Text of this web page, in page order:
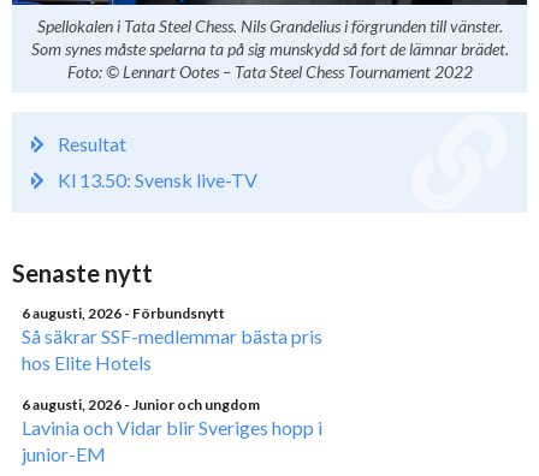
Spellokalen i Tata Steel Chess. Nils Grandelius i förgrunden till vänster.
Som synes måste spelarna ta på sig munskydd så fort de lämnar brädet.
Foto: © Lennart Ootes – Tata Steel Chess Tournament 2022
Resultat
Kl 13.50: Svensk live-TV
Senaste nytt
6 augusti, 2026 - Förbundsnytt
Så säkrar SSF-medlemmar bästa pris
hos Elite Hotels
6 augusti, 2026 - Junior och ungdom
Lavinia och Vidar blir Sveriges hopp i
junior-EM